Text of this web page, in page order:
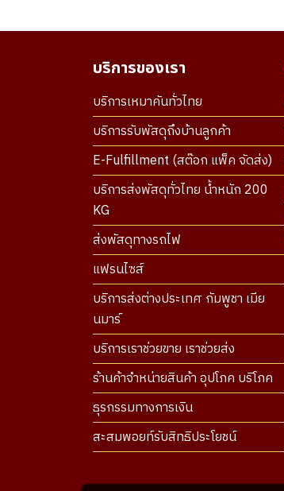
บริการของเรา
บริการเหมาคันทั่วไทย
บริการรับพัสดุถึงบ้านลูกค้า
E-Fulfillment (สต๊อก แพ็ค จัดส่ง)
บริการส่งพัสดุทั่วไทย น้ำหนัก 200
KG
ส่งพัสดุทางรถไฟ
แฟรนไซส์
บริการส่งต่างประเทศ กัมพูชา เมีย
นมาร์
บริการเราช่วยขาย เราช่วยส่ง
ร้านค้าจำหน่ายสินค้า อุปโภค บริโภค
ธุรกรรมทางการเงิน
สะสมพอยท์รับสิทธิประโยชน์